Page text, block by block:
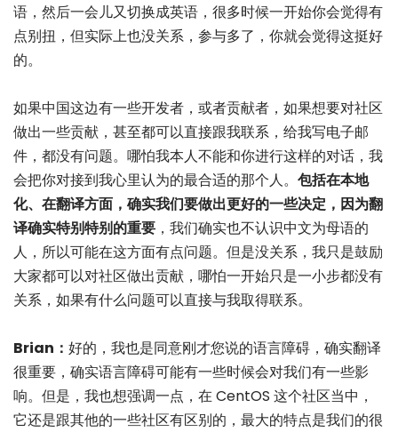
语，然后一会儿又切换成英语，很多时候一开始你会觉得有
点别扭，但实际上也没关系，参与多了，你就会觉得这挺好
的。
如果中国这边有一些开发者，或者贡献者，如果想要对社区
做出一些贡献，甚至都可以直接跟我联系，给我写电子邮
件，都没有问题。哪怕我本人不能和你进行这样的对话，我
会把你对接到我心里认为的最合适的那个人。 包括在本地
化、在翻译方面，确实我们要做出更好的一些决定，因为翻
译确实特别特别的重要 ，我们确实也不认识中文为母语的
人，所以可能在这方面有点问题。但是没关系，我只是鼓励
大家都可以对社区做出贡献，哪怕一开始只是一小步都没有
关系，如果有什么问题可以直接与我取得联系。
Brian： 好的，我也是同意刚才您说的语言障碍，确实翻译
很重要，确实语言障碍可能有一些时候会对我们有一些影
响。但是，我也想强调一点，在 CentOS 这个社区当中，
它还是跟其他的一些社区有区别的，最大的特点是我们的很